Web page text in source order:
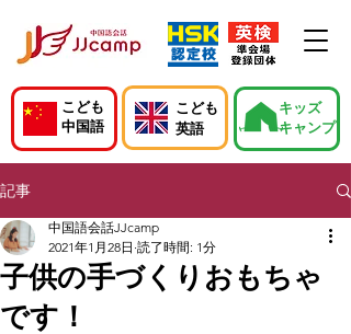
こども
中国語
こども
英語
キッズ
キャンプ
記事
子供の手づくりおもちゃ
です！
中国語会話JJcamp
2021年1月28日 読了時間: 1分